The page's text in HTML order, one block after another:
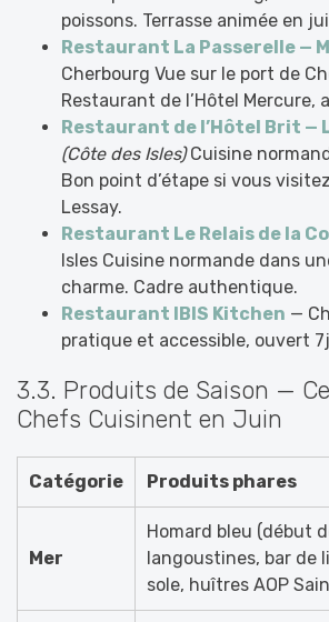
poissons. Terrasse animée en
Restaurant La Passerelle —
Cherbourg Vue sur le port de
Restaurant de l’Hôtel Mercure,
Restaurant de l’Hôtel Brit —
(Côte des Isles)Cuisine
Bon point d’étape si vous
Lessay.
Restaurant Le Relais de la
Isles Cuisine normande dans
charme. Cadre authentique.
Restaurant IBIS Kitchen —
pratique et accessible, ouvert
3.3. Produits de Saison —
Chefs Cuisinent en Juin
Catégorie Produits phares
Mer
Homard bleu (début
langoustines, bar de
sole, huîtres AOP